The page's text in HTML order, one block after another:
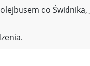
do Świdnika,